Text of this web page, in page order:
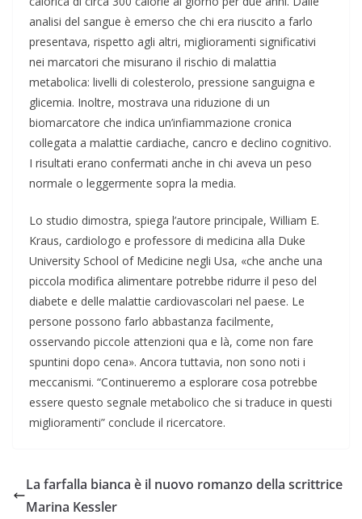
analisi del sangue è emerso che chi era riuscito a farlo
presentava, rispetto agli altri, miglioramenti significativi
nei marcatori che misurano il rischio di malattia
metabolica: livelli di colesterolo, pressione sanguigna e
glicemia. Inoltre, mostrava una riduzione di un
biomarcatore che indica un’infiammazione cronica
collegata a malattie cardiache, cancro e declino cognitivo.
I risultati erano confermati anche in chi aveva un peso
normale o leggermente sopra la media.
Lo studio dimostra, spiega l’autore principale, William E.
Kraus, cardiologo e professore di medicina alla Duke
University School of Medicine negli Usa, «che anche una
piccola modifica alimentare potrebbe ridurre il peso del
diabete e delle malattie cardiovascolari nel paese. Le
persone possono farlo abbastanza facilmente,
osservando piccole attenzioni qua e là, come non fare
spuntini dopo cena». Ancora tuttavia, non sono noti i
meccanismi. “Continueremo a esplorare cosa potrebbe
essere questo segnale metabolico che si traduce in questi
miglioramenti” conclude il ricercatore.
La farfalla bianca è il nuovo romanzo della scrittrice
Marina Kessler